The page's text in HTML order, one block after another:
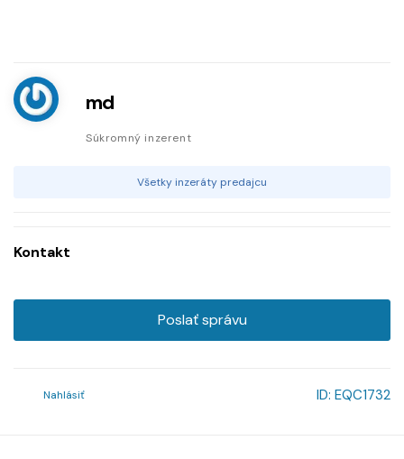
md
Súkromný inzerent
Všetky inzeráty predajcu
Kontakt
Poslať správu
Nahlásiť ID: EQC1732